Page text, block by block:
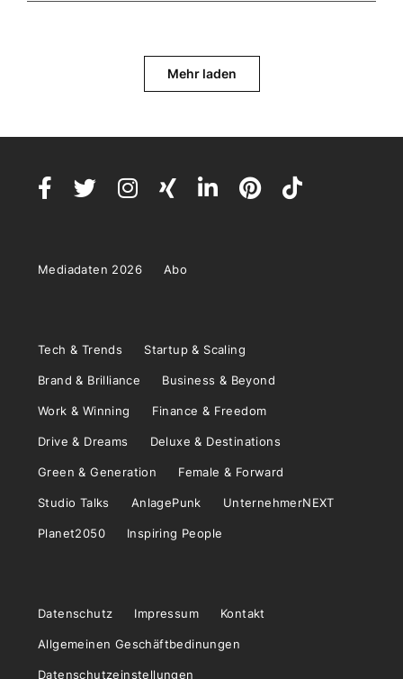
Mehr laden
Mediadaten 2026 Abo
Tech & Trends Startup & Scaling
Brand & Brilliance Business & Beyond
Work & Winning Finance & Freedom
Drive & Dreams Deluxe & Destinations
Green & Generation Female & Forward
Studio Talks AnlagePunk UnternehmerNEXT
Planet2050 Inspiring People
Datenschutz Impressum Kontakt
Allgemeinen Geschäftbedinungen
Datenschutzeinstellungen